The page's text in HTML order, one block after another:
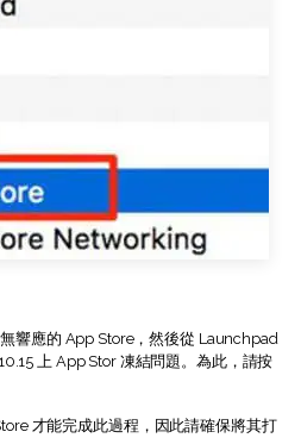
響應的 App Store，然後從 Launchpad
上 App Stor 凍結問題。為此，請按
才能完成此過程，因此請確保將其打